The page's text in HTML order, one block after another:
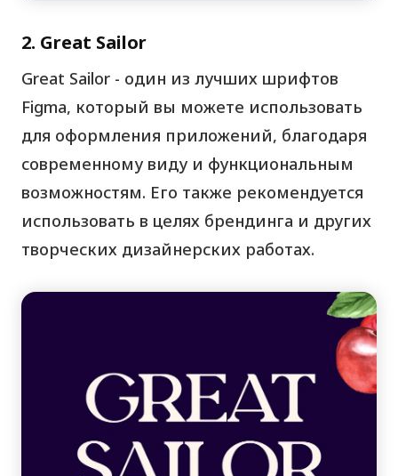
2. Great Sailor
Great Sailor - один из лучших шрифтов
Figma, который вы можете использовать
для оформления приложений, благодаря
современному виду и функциональным
возможностям. Его также рекомендуется
использовать в целях брендинга и других
творческих дизайнерских работах.